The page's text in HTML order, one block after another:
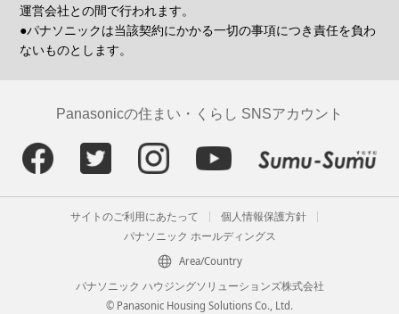
運営会社との間で行われます。
●パナソニックは当該契約にかかる一切の事項につき責任を負わ
ないものとします。
Panasonicの住まい・くらし SNSアカウント
サイトのご利用にあたって
個人情報保護方針
パナソニック ホールディングス
Area/Country
パナソニック ハウジングソリューションズ株式会社
© Panasonic Housing Solutions Co., Ltd.